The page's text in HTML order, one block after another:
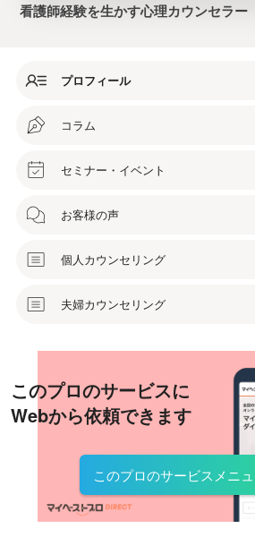
看護師経験を生かす心理カウンセラー
プロフィール
コラム
セミナー・イベント
お客様の声
個人カウンセリング
夫婦カウンセリング
このプロのサービスに
Webから依頼できます
このプロのサービスメニ